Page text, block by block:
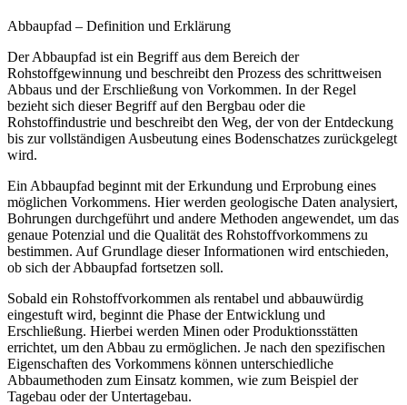
Abbaupfad – Definition und Erklärung
Der Abbaupfad ist ein Begriff aus dem Bereich der
Rohstoffgewinnung und beschreibt den Prozess des schrittweisen
Abbaus und der Erschließung von Vorkommen. In der Regel
bezieht sich dieser Begriff auf den Bergbau oder die
Rohstoffindustrie und beschreibt den Weg, der von der Entdeckung
bis zur vollständigen Ausbeutung eines Bodenschatzes zurückgelegt
wird.
Ein Abbaupfad beginnt mit der Erkundung und Erprobung eines
möglichen Vorkommens. Hier werden geologische Daten analysiert,
Bohrungen durchgeführt und andere Methoden angewendet, um das
genaue Potenzial und die Qualität des Rohstoffvorkommens zu
bestimmen. Auf Grundlage dieser Informationen wird entschieden,
ob sich der Abbaupfad fortsetzen soll.
Sobald ein Rohstoffvorkommen als rentabel und abbauwürdig
eingestuft wird, beginnt die Phase der Entwicklung und
Erschließung. Hierbei werden Minen oder Produktionsstätten
errichtet, um den Abbau zu ermöglichen. Je nach den spezifischen
Eigenschaften des Vorkommens können unterschiedliche
Abbaumethoden zum Einsatz kommen, wie zum Beispiel der
Tagebau oder der Untertagebau.